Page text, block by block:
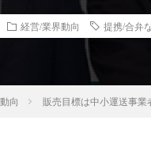
経営/業界動向 提携/合弁
向 販売目標は中小運送事